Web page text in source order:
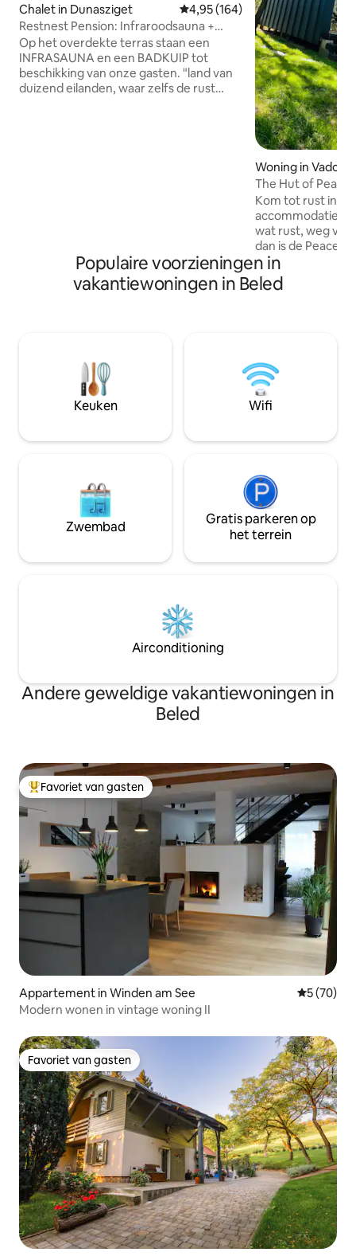
Chalet in Dunasziget Gemiddelde beoordeling van
4,95 (164)
Restnest Pension: Infraroodsauna +
kuipbad
Op het overdekte terras staan een
INFRASAUNA en een BADKUIP tot
beschikking van onze gasten. "land van
duizend eilanden, waar zelfs de rust
betaald, het tarief is 300
HUF/persoon/nacht.
Woning in Vadosfa
The Hut of Peace
Kom tot rust in
accommodatie.
wat rust, weg van
dan is de Peace
charmante
een
dorpje, midden in
gebruik van het
worden
kosten met zich
forint
Populaire voorzieningen in
vakantiewoningen in Beled
Keuken Wifi
Zwembad
Gratis parkeren op
het terrein
Airconditioning
Andere geweldige vakantiewoningen in
Beled
Topfavoriet van gasten
Favoriet van gasten
Appartement in Winden am See
5 (70)
Modern wonen in vintage woning II
Favoriet van gasten
Favoriet van gasten